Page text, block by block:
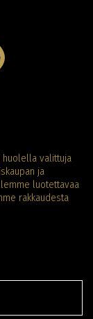
huolella valittuja
ja
luotettavaa
rakkaudesta